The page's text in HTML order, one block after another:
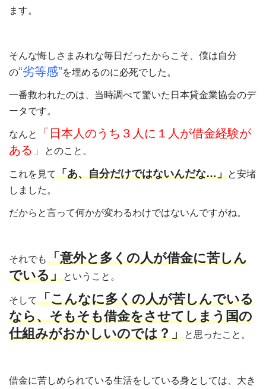
ます。
そんな悔しさまみれな毎日だったからこそ、僕は自分
の“劣等感”を埋めるのに必死でした。
一番救われたのは、当時調べて驚いた日本貸金業協会のデ
ータです。
なんと
「日本人のうち３人に１人が借金経験が
ある」
とのこと。
これを見て「あ、自分だけではないんだな…」と安堵
しました。
だからと言って何かが変わるわけではないんですがね。
それでも「意外と多くの人が借金に苦しん
でいる」ということ。
そして「こんなに多くの人が苦しんでいる
なら、そもそも借金をさせてしまう国の
仕組みがおかしいのでは？」と思ったこと。
借金に苦しめられている生活をしている身としては、大き